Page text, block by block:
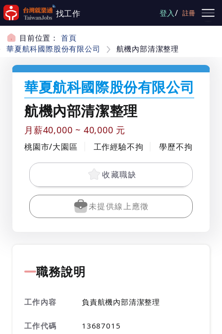
跳到主要內容
找工作 登入/ 註冊
目前位置： 首頁
華夏航科國際股份有限公司
航機內部清潔整理
華夏航科國際股份有限公司
航機內部清潔整理
月薪40,000 ~ 40,000 元
桃園市/大園區 工作經驗不拘 學歷不拘
收藏職缺
未提供線上應徵
職務說明
工作內容 負責航機內部清潔整理
工作代碼 13687015